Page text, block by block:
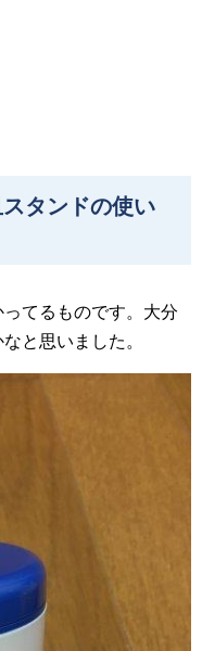
タンドの使い
てるものです。大分
と思いました。